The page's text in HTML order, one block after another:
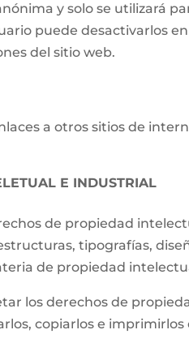
y solo se utilizará
puede desactivarlos
del sitio web.
a otros sitios de
E INDUSTRIAL
de propiedad
tipografías,
de propiedad
los derechos de
copiarlos e